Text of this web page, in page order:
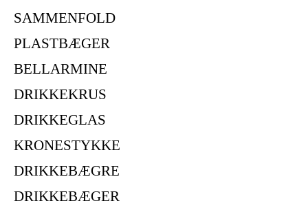
SAMMENFOLD
PLASTBÆGER
BELLARMINE
DRIKKEKRUS
DRIKKEGLAS
KRONESTYKKE
DRIKKEBÆGRE
DRIKKEBÆGER